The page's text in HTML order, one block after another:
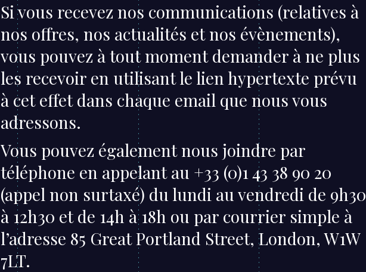
Si vous recevez nos communications (relatives à
nos offres, nos actualités et nos évènements),
vous pouvez à tout moment demander à ne plus
les recevoir en utilisant le lien hypertexte prévu
à cet effet dans chaque email que nous vous
adressons.
Vous pouvez également nous joindre par
téléphone en appelant au +33 (0)1 43 38 90 20
(appel non surtaxé) du lundi au vendredi de 9h30
à 12h30 et de 14h à 18h ou par courrier simple à
l’adresse 85 Great Portland Street, London, W1W
7LT.